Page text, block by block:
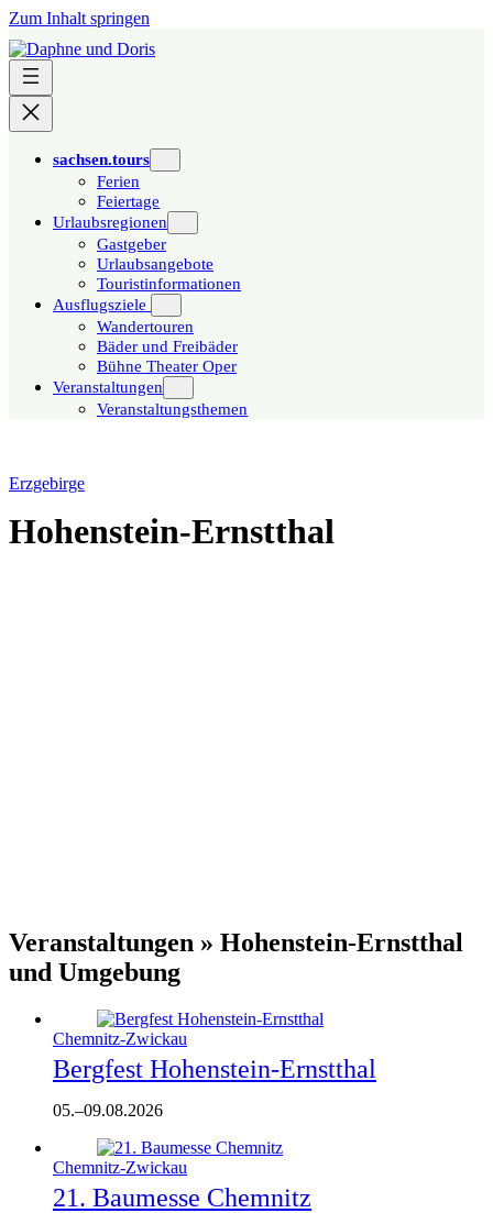
Zum Inhalt springen
sachsen.tours
Ferien
Feiertage
Urlaubsregionen
Gastgeber
Urlaubsangebote
Touristinformationen
Ausflugsziele
Wandertouren
Bäder und Freibäder
Bühne Theater Oper
Veranstaltungen
Veranstaltungsthemen
Erzgebirge
Hohenstein-Ernstthal
Veranstaltungen » Hohenstein-Ernstthal
und Umgebung
Chemnitz-Zwickau
Bergfest Hohenstein-Ernstthal
05.–09.08.2026
Chemnitz-Zwickau
21. Baumesse Chemnitz